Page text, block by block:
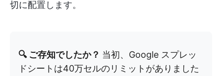
切に配置します。
🔍 ご存知でしたか？ 当初、Google スプレッ
ドシートは40万セルのリミットがありました